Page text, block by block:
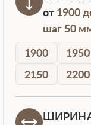
от 1900
шаг 50
1900
1950
2150
2200